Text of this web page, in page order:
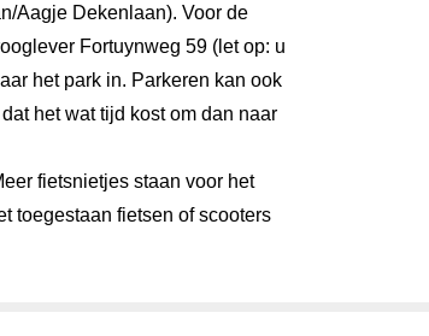
Aagje Dekenlaan). Voor de
Fortuynweg 59 (let op: u
het park in. Parkeren kan ook
het wat tijd kost om dan naar
fietsnietjes staan voor het
toegestaan fietsen of scooters